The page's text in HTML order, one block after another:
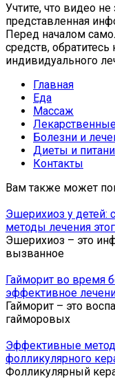
Учтите, что видео
представленная
Перед началом
средств,
индивидуального
Главная
Еда
Массаж
Болезни и
Диеты и
Контакты
Вам также может
Эшерихиоз у
методы лечения
Эшерихиоз – это
вызванное
Гайморит во время
эффективное
Гайморит – это
гайморовых
Эффективные
фолликулярного
Фолликулярный